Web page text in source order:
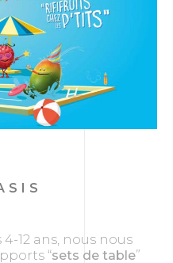
12 ans, nous nous
“sets de table”